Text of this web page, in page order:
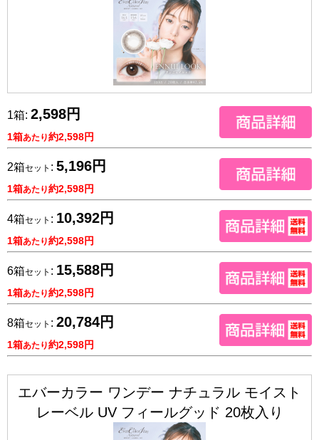
1箱: 2,598円
1箱あたり約2,598円
2箱セット : 5,196円
1箱あたり約2,598円
4箱セット : 10,392円
1箱あたり約2,598円
6箱セット : 15,588円
1箱あたり約2,598円
8箱セット : 20,784円
1箱あたり約2,598円
エバーカラー ワンデー ナチュラル モイスト
レーベル UV フィールグッド 20枚入り